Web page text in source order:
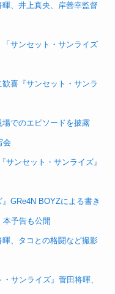
、井上真央、岸善幸監督
サンセット・サンライズ
喜『サンセット・サンラ
でのエピソードを披露
会
ンセット・サンライズ』
GRe4N BOYZによる書き
予告も公開
、タコとの格闘など撮影
サンライズ』菅田将暉、